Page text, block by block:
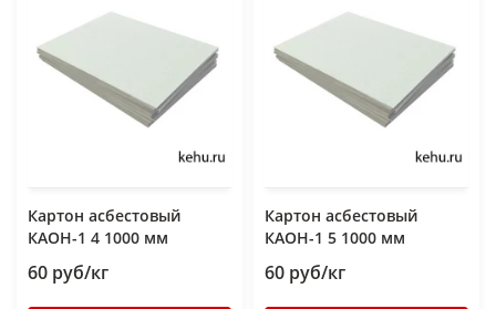
Картон асбестовый
КАОН-1 4 1000 мм
60 руб/кг
Картон асбестовый
КАОН-1 5 1000 мм
60 руб/кг